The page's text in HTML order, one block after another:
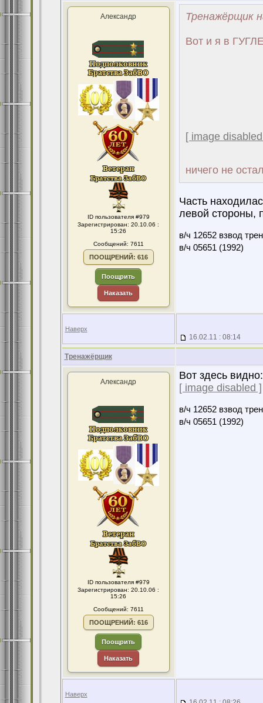
Александр
ID пользователя #979
Зарегистрирован: 20.10.06 :
15:26
Сообщений: 7611
ПООЩРЕНИЙ: 616
Поощрить
Наказать
Тренажёрщик
Вот и я в
[ image
ничего не
Часть
левой стороны,
в/ч 12652 взвод
в/ч 05651 (1992)
Наверх
16.02.11 : 08:14
Тренажёрщик
Александр
ID пользователя #979
Зарегистрирован: 20.10.06 :
15:26
Сообщений: 7611
ПООЩРЕНИЙ: 616
Поощрить
Наказать
Вот здесь видно:
[ image disabled ]
в/ч 12652 взвод
в/ч 05651 (1992)
Наверх